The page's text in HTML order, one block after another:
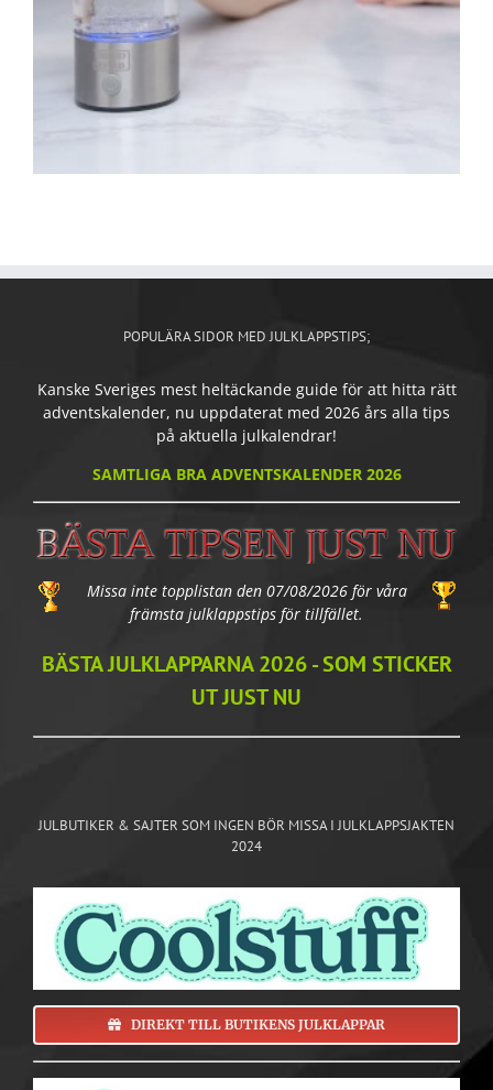
POPULÄRA SIDOR MED JULKLAPPSTIPS;
Kanske Sveriges mest heltäckande guide för att hitta rätt
adventskalender, nu uppdaterat med 2026 års alla tips
på aktuella julkalendrar!
SAMTLIGA BRA ADVENTSKALENDER 2026
Missa inte topplistan den 07/08/2026 för våra
främsta julklappstips för tillfället.
BÄSTA JULKLAPPARNA 2026 - SOM STICKER
UT JUST NU
JULBUTIKER & SAJTER SOM INGEN BÖR MISSA I JULKLAPPSJAKTEN
2024
DIREKT TILL BUTIKENS JULKLAPPAR